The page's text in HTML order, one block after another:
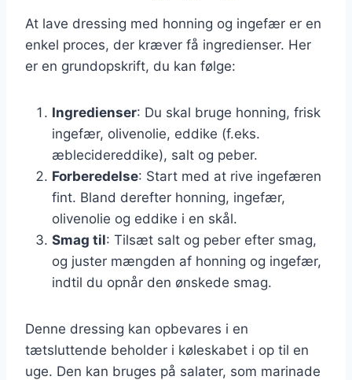
At lave dressing med honning og ingefær er en
enkel proces, der kræver få ingredienser. Her
er en grundopskrift, du kan følge:
Ingredienser: Du skal bruge honning, frisk
ingefær, olivenolie, eddike (f.eks.
æblecidereddike), salt og peber.
Forberedelse: Start med at rive ingefæren
fint. Bland derefter honning, ingefær,
olivenolie og eddike i en skål.
Smag til: Tilsæt salt og peber efter smag,
og juster mængden af honning og ingefær,
indtil du opnår den ønskede smag.
Denne dressing kan opbevares i en
tætsluttende beholder i køleskabet i op til en
uge. Den kan bruges på salater, som marinade